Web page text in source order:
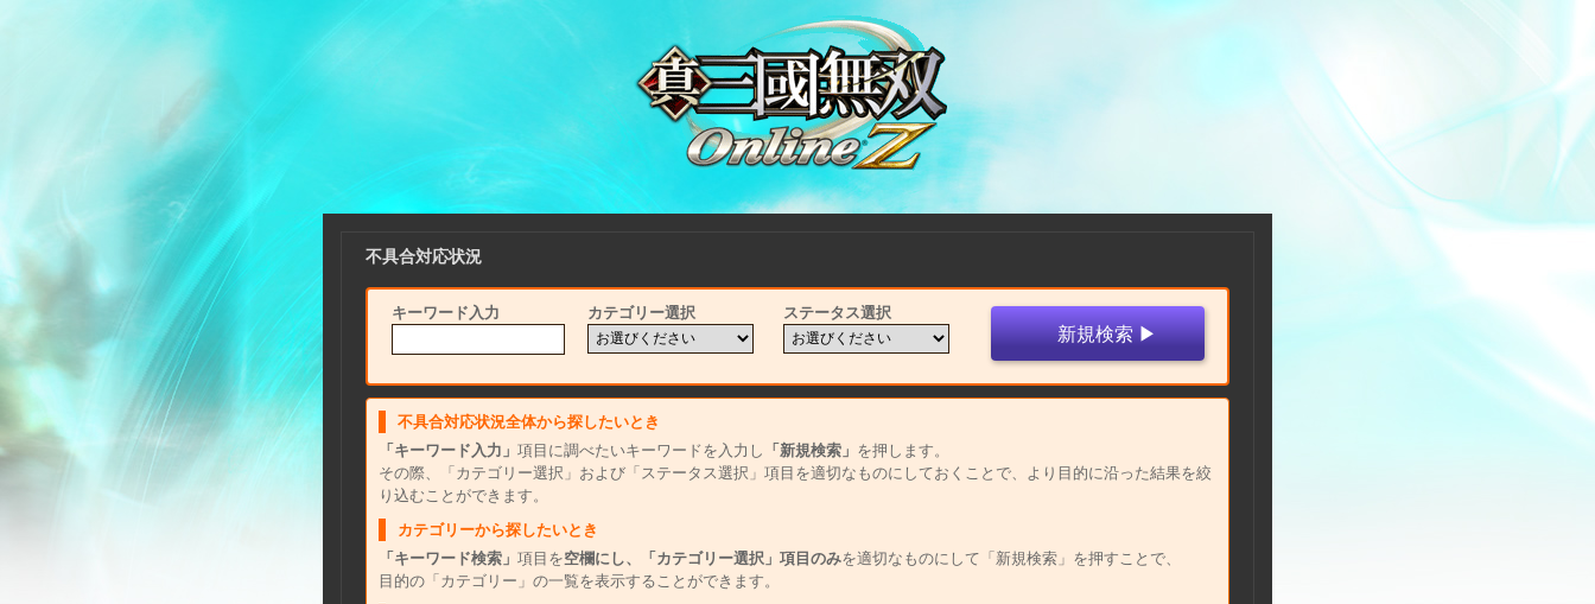
不具合対応状況
キーワード入力 カテゴリー選択 ステータス選択
不具合対応状況全体から探したいとき
「キーワード入力」 項目に調べたいキーワードを入力し 「新規検索」 を押します。
その際、「カテゴリー選択」および「ステータス選択」項目を適切なものにしておくことで、より目的に沿った結果を絞
り込むことができます。
カテゴリーから探したいとき
「キーワード検索」 項目を空欄にし、「カテゴリー選択」項目のみを適切なものにして「新規検索」を押すことで、
目的の「カテゴリー」の一覧を表示することができます。